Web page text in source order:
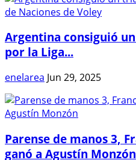
Argentina consiguió
por la Liga...
enelarea Jun 29, 2025
Parense de manos 3,
ganó a Agustín Monzón